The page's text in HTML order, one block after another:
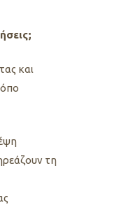
και
τη